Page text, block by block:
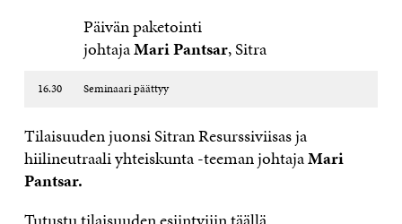
Päivän paketointi
johtajaMari Pantsar, Sitra
16.30 Seminaari päättyy
Tilaisuuden juonsi Sitran Resurssiviisas ja
hiilineutraali yhteiskunta -teeman johtajaMari
Pantsar.